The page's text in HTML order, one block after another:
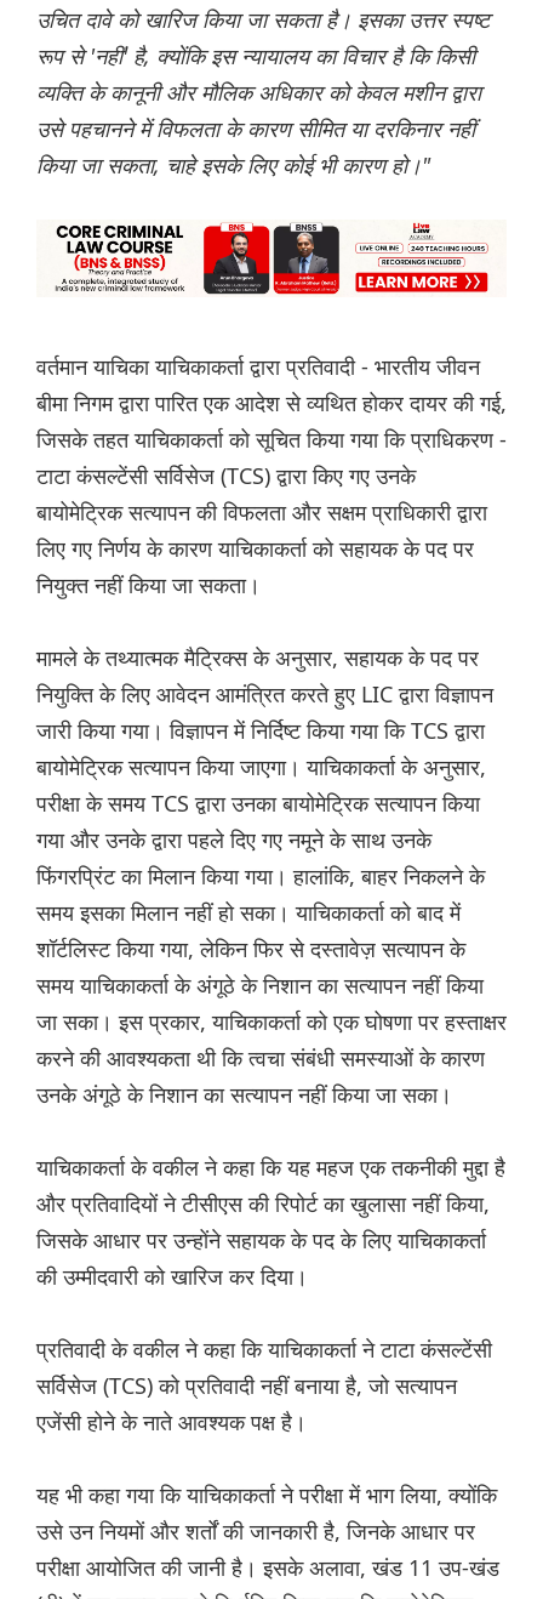
उचित दावे को खारिज किया जा सकता है। इसका उत्तर स्पष्ट
रूप से 'नहीं' है, क्योंकि इस न्यायालय का विचार है कि किसी
व्यक्ति के कानूनी और मौलिक अधिकार को केवल मशीन द्वारा
उसे पहचानने में विफलता के कारण सीमित या दरकिनार नहीं
किया जा सकता, चाहे इसके लिए कोई भी कारण हो।"
वर्तमान याचिका याचिकाकर्ता द्वारा प्रतिवादी - भारतीय जीवन
बीमा निगम द्वारा पारित एक आदेश से व्यथित होकर दायर की गई,
जिसके तहत याचिकाकर्ता को सूचित किया गया कि प्राधिकरण -
टाटा कंसल्टेंसी सर्विसेज (TCS) द्वारा किए गए उनके
बायोमेट्रिक सत्यापन की विफलता और सक्षम प्राधिकारी द्वारा
लिए गए निर्णय के कारण याचिकाकर्ता को सहायक के पद पर
नियुक्त नहीं किया जा सकता।
मामले के तथ्यात्मक मैट्रिक्स के अनुसार, सहायक के पद पर
नियुक्ति के लिए आवेदन आमंत्रित करते हुए LIC द्वारा विज्ञापन
जारी किया गया। विज्ञापन में निर्दिष्ट किया गया कि TCS द्वारा
बायोमेट्रिक सत्यापन किया जाएगा। याचिकाकर्ता के अनुसार,
परीक्षा के समय TCS द्वारा उनका बायोमेट्रिक सत्यापन किया
गया और उनके द्वारा पहले दिए गए नमूने के साथ उनके
फिंगरप्रिंट का मिलान किया गया। हालांकि, बाहर निकलने के
समय इसका मिलान नहीं हो सका। याचिकाकर्ता को बाद में
शॉर्टलिस्ट किया गया, लेकिन फिर से दस्तावेज़ सत्यापन के
समय याचिकाकर्ता के अंगूठे के निशान का सत्यापन नहीं किया
जा सका। इस प्रकार, याचिकाकर्ता को एक घोषणा पर हस्ताक्षर
करने की आवश्यकता थी कि त्वचा संबंधी समस्याओं के कारण
उनके अंगूठे के निशान का सत्यापन नहीं किया जा सका।
याचिकाकर्ता के वकील ने कहा कि यह महज एक तकनीकी मुद्दा है
और प्रतिवादियों ने टीसीएस की रिपोर्ट का खुलासा नहीं किया,
जिसके आधार पर उन्होंने सहायक के पद के लिए याचिकाकर्ता
की उम्मीदवारी को खारिज कर दिया।
प्रतिवादी के वकील ने कहा कि याचिकाकर्ता ने टाटा कंसल्टेंसी
सर्विसेज (TCS) को प्रतिवादी नहीं बनाया है, जो सत्यापन
एजेंसी होने के नाते आवश्यक पक्ष है।
यह भी कहा गया कि याचिकाकर्ता ने परीक्षा में भाग लिया, क्योंकि
उसे उन नियमों और शर्तों की जानकारी है, जिनके आधार पर
परीक्षा आयोजित की जानी है। इसके अलावा, खंड 11 उप-खंड